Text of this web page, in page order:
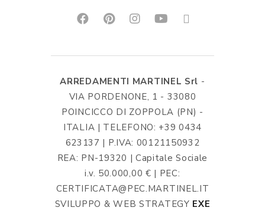
ARREDAMENTI MARTINEL Srl -
VIA PORDENONE, 1 - 33080
POINCICCO DI ZOPPOLA (PN) -
ITALIA | TELEFONO: +39 0434
623137 | P.IVA: 00121150932
REA: PN-19320 | Capitale Sociale
i.v. 50.000,00 € | PEC:
CERTIFICATA@PEC.MARTINEL.IT
SVILUPPO & WEB STRATEGY EXE